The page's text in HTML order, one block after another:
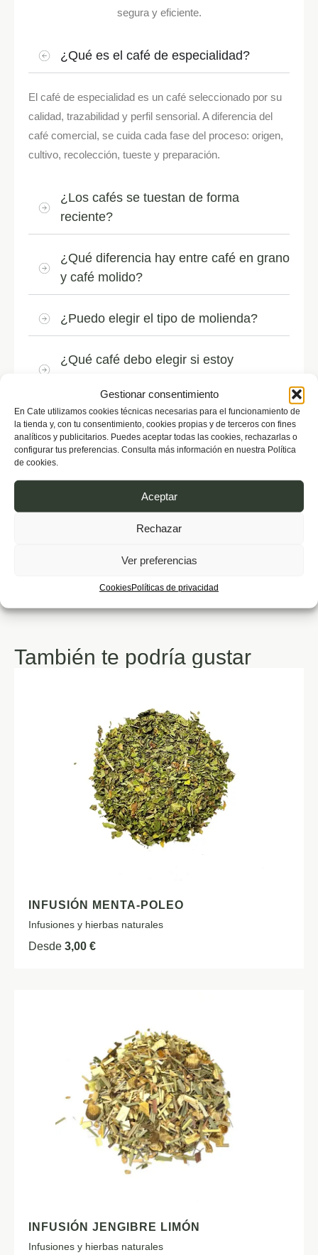
Gestionar consentimiento
En Cate utilizamos cookies técnicas necesarias para el funcionamiento de
la tienda y, con tu consentimiento, cookies propias y de terceros con fines
analíticos y publicitarios. Puedes aceptar todas las cookies, rechazarlas o
configurar tus preferencias. Consulta más información en nuestra Política
de cookies.
Aceptar
Rechazar
Ver preferencias
CookiesPolíticas de privacidad
segura y eficiente.
¿Qué es el café de especialidad?
El café de especialidad es un café seleccionado por su
calidad, trazabilidad y perfil sensorial. A diferencia del
café comercial, se cuida cada fase del proceso: origen,
cultivo, recolección, tueste y preparación.
¿Los cafés se tuestan de forma
reciente?
¿Qué diferencia hay entre café en grano
y café molido?
¿Puedo elegir el tipo de molienda?
¿Qué café debo elegir si estoy
¿Qué método de preparación es mejor?
¿Cuánto tarda el envío?
También te podría gustar
INFUSIÓN MENTA-POLEO
Infusiones y hierbas naturales
Desde 3,00 €
INFUSIÓN JENGIBRE LIMÓN
Infusiones y hierbas naturales